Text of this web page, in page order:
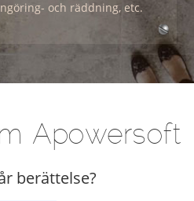
och räddning, etc.
Apowersoft
berättelse?